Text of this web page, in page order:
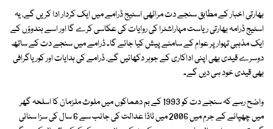
بھارتی اخبار کے مطابق سنجے دت مراٹھی اسٹیج ڈرامے میں ایک کردار ادا کریں گے، یہ
اسٹیج ڈرامہ بھارتی ریاست مہاراشٹرا کی روایات کی عکاسی کرے گا اور اسے ہندوؤں کے
ایک مذہبی تہوار پر عوام کے سامنے پیش کیا جائے گا۔ ڈرامے میں سنجے دت کے ساتھ
دوسرے قیدی بھی اپنی اداکاری کے جوہر دکھائیں گے، ڈرامے کی ہدایات اور کوریاگرافی
بھی قیدی خود ہی دیں گے۔
واضح رہے کہ سنجے دت کو 1993 کے بم دھماکوں میں ملوث ملزمان کا اسلحہ گھر
میں چھپانے کے جرم میں 2006 میں ٹاڈا عدالت کی جانب سے 6 سال کی سزا سنائی